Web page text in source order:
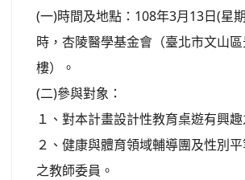
(一)時間及地點：108年3月13日(星
時，杏陵醫學基金會（臺北市文山
樓）。
(二)參與對象：
１、對本計畫設計性教育桌遊有興趣
２、健康與體育領域輔導團及性別
之教師委員。